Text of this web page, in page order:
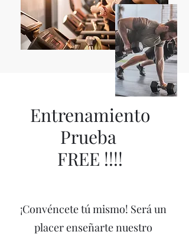
Entrenamiento
Prueba
FREE !!!!
¡Convéncete tú mismo! Será un
placer enseñarte nuestro